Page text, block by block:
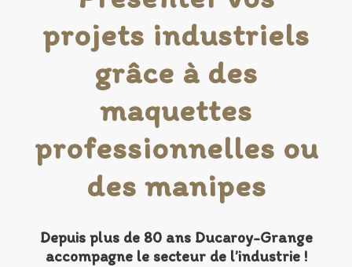
projets industriels
grâce à des
maquettes
professionnelles ou
des manipes
Depuis plus de 80 ans Ducaroy-Grange
accompagne le secteur de l’industrie !